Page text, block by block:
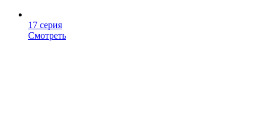
17 серия
Смотреть